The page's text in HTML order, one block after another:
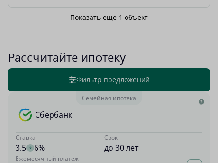
Показать еще 1 объект
Рассчитайте ипотеку
Фильтр предложений
Семейная ипотека
Сбербанк
Ставка
3.5 6%
Срок
до 30 лет
Ежемесячный платеж